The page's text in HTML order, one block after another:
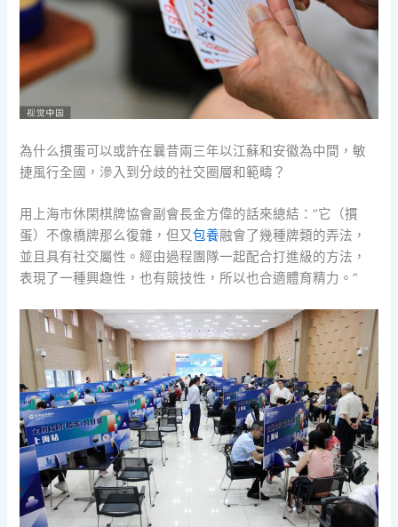
為什么摜蛋可以或許在曩昔兩三年以江蘇和安徽為中間，敏
捷風行全國，滲入到分歧的社交圈層和範疇？
用上海市休閑棋牌協會副會長金方偉的話來總結：“它（摜
蛋）不像橋牌那么復雜，但又包養融會了幾種牌類的弄法，
並且具有社交屬性。經由過程團隊一起配合打進級的方法，
表現了一種興趣性，也有競技性，所以也合適體育精力。”